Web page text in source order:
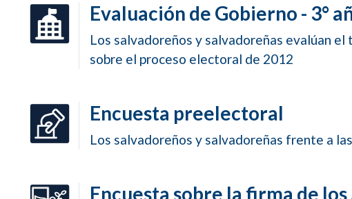
Evaluación de Gobierno - 3°
Los salvadoreños y salvadoreñas evalúan
sobre el proceso electoral de 2012
Encuesta preelectoral
Los salvadoreños y salvadoreñas frente a
Encuesta sobre la firma de